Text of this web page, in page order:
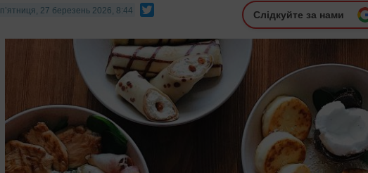
п’ятниця, 27 березень 2026, 8:44 Слідкуйте за нами